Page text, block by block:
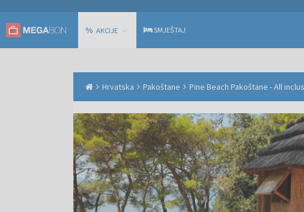
% AKCIJE SMJEŠTAJ
Hrvatska Pakoštane Pine Beach Pakoštane - All